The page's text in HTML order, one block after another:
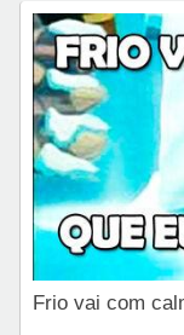
Frio vai com